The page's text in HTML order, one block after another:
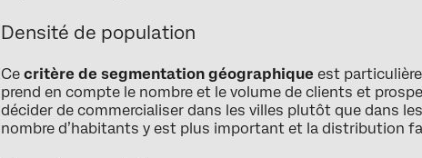
Densité de population
Ce critère de segmentation géographique est
prend en compte le nombre et le volume de clients et
décider de commercialiser dans les villes plutôt que dans
nombre d’habitants y est plus important et la distribution